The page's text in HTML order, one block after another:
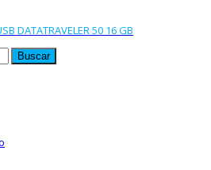
DATATRAVELER 50 16 GB